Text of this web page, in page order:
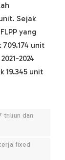
Sejak
yang
unit
2024
19.345 unit
triliun dan
fixed